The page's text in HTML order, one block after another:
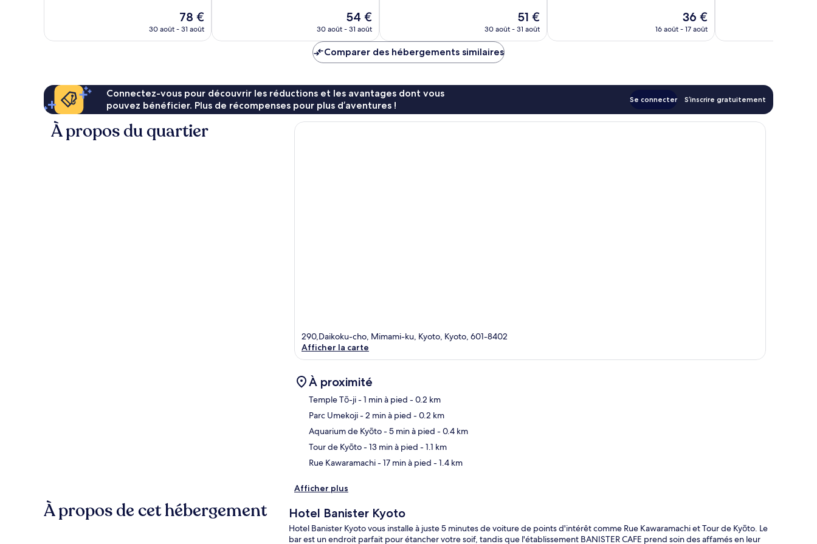
Le
nouveau
78 €
30 août - 31 août
Le
nouveau
de
54 €
30 août - 31 août
Le
nouveau
51 €
30 août - 31 août
Le
nouveau
36 €
16 août - 17 août
Comparer des hébergements similaires
Connectez-vous pour découvrir les réductions et les avantages dont vous
pouvez bénéficier. Plus de récompenses pour plus d’aventures !
Se connecter S’inscrire gratuitement
À propos du quartier
290,Daikoku-cho, Mimami-ku, Kyoto, Kyoto, 601-8402
Afficher la carte
À proximité
Temple Tō-ji- 1 min à pied - 0.2 km
Parc Umekoji- 2 min à pied - 0.2 km
Aquarium de Kyōto- 5 min à pied - 0.4 km
Tour de Kyōto- 13 min à pied - 1.1 km
Rue Kawaramachi- 17 min à pied - 1.4 km
Afficher plus
À propos de cet hébergement Hotel Banister Kyoto
Hotel Banister Kyoto vous installe à juste 5 minutes de voiture de points d'intérêt comme Rue Kawaramachi et Tour de Kyōto. Le
bar est un endroit parfait pour étancher votre soif, tandis que l'établissement BANISTER CAFE prend soin des affamés en leur